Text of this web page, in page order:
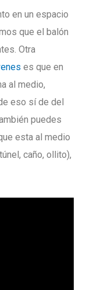
en un espacio
que el balón
Otra
es que en
al medio,
eso sí de del
puedes
esta al medio
caño, ollito),